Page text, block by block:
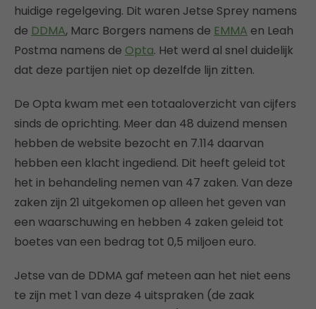
huidige regelgeving. Dit waren Jetse Sprey namens
de DDMA, Marc Borgers namens de EMMA en Leah
Postma namens de Opta. Het werd al snel duidelijk
dat deze partijen niet op dezelfde lijn zitten.
De Opta kwam met een totaaloverzicht van cijfers
sinds de oprichting. Meer dan 48 duizend mensen
hebben de website bezocht en 7.114 daarvan
hebben een klacht ingediend. Dit heeft geleid tot
het in behandeling nemen van 47 zaken. Van deze
zaken zijn 21 uitgekomen op alleen het geven van
een waarschuwing en hebben 4 zaken geleid tot
boetes van een bedrag tot 0,5 miljoen euro.
Jetse van de DDMA gaf meteen aan het niet eens
te zijn met 1 van deze 4 uitspraken (de zaak